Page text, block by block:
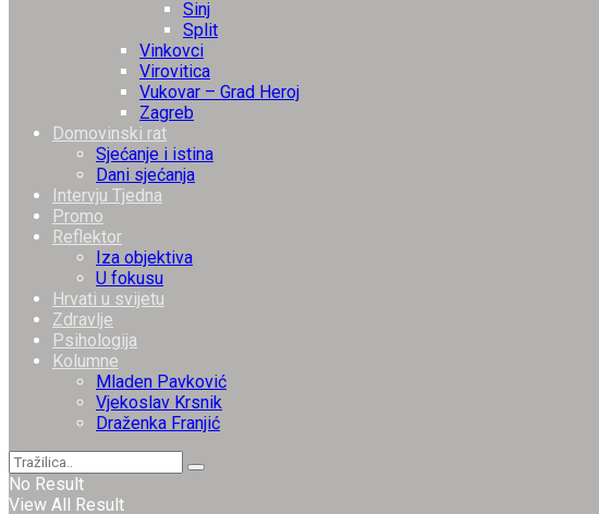
Sinj
Split
Vinkovci
Virovitica
Vukovar – Grad Heroj
Zagreb
Domovinski rat
Sjećanje i istina
Dani sjećanja
Intervju Tjedna
Promo
Reflektor
Iza objektiva
U fokusu
Hrvati u svijetu
Zdravlje
Psihologija
Kolumne
Mladen Pavković
Vjekoslav Krsnik
Draženka Franjić
No Result
View All Result